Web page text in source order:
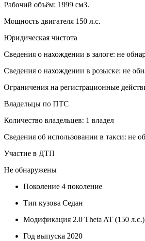
Рабочий объём: 1999 см3.
Мощность двигателя 150 л.с.
Юридическая чистота
Сведения о нахождении в залоге: не
Сведения о нахождении в розыске: не
Ограничения на регистрационные
Владельцы по ПТС
Количество владельцев: 1 владел
Сведения об использовании в такси: не
Участие в ДТП
Не обнаружены
Поколение 4 поколение
Тип кузова Седан
Модификация 2.0 Theta AT (150
Год выпуска 2020